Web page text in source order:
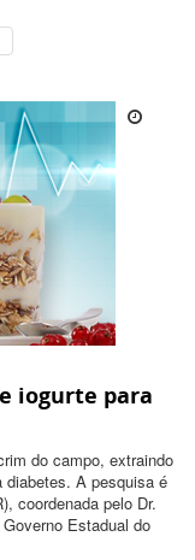
iogurte para
do campo, extraindo
diabetes. A pesquisa é
coordenada pelo Dr.
Estadual do